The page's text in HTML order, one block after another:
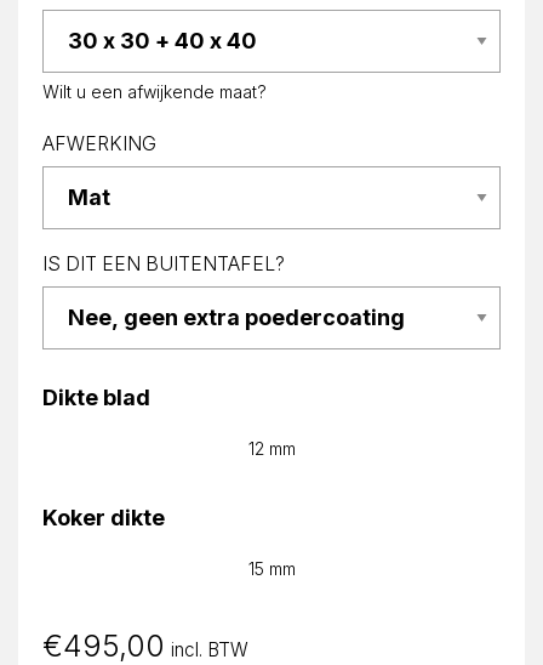
Wilt u een afwijkende maat?
AFWERKING
IS DIT EEN BUITENTAFEL?
Dikte blad
12 mm
Koker dikte
15 mm
€495,00 incl. BTW